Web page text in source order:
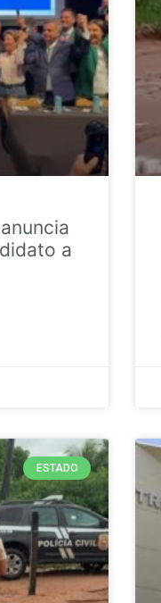
a
ESTADO